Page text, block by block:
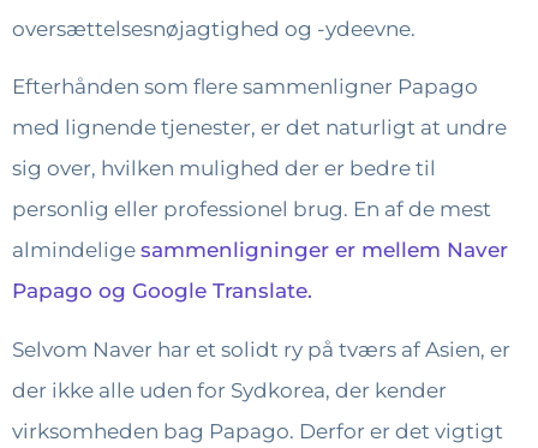
oversættelsesnøjagtighed og -ydeevne.
Efterhånden som flere sammenligner Papago
med lignende tjenester, er det naturligt at undre
sig over, hvilken mulighed der er bedre til
personlig eller professionel brug. En af de mest
almindelige sammenligninger er mellem Naver
Papago og Google Translate.
Selvom Naver har et solidt ry på tværs af Asien, er
der ikke alle uden for Sydkorea, der kender
virksomheden bag Papago. Derfor er det vigtigt